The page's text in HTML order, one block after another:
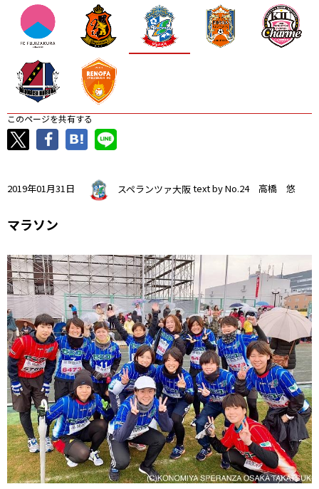
このページを共有する
2019年01月31日 スペランツァ大阪text by No.24 高橋 悠
マラソン